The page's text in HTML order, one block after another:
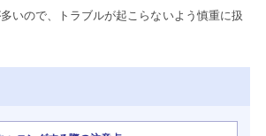
いので、トラブルが起こらないよう慎重に扱